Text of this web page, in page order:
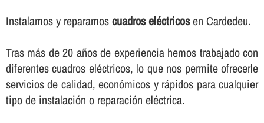
Instalamos y reparamoscuadros eléctricosen Cardedeu.
Tras más de 20 años de experiencia hemos trabajado con
diferentes cuadros eléctricos, lo que nos permite ofrecerle
servicios de calidad, económicos y rápidos para cualquier
tipo de instalación o reparación eléctrica.